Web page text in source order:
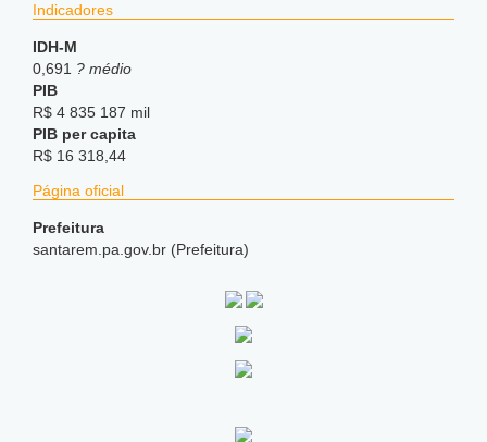
Indicadores
IDH-M
0,691 ? médio
PIB
R$ 4 835 187 mil
PIB per capita
R$ 16 318,44
Página oficial
Prefeitura
santarem.pa.gov.br (Prefeitura)